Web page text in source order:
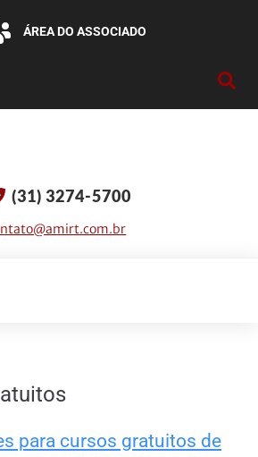
ÁREA DO ASSOCIADO
(31) 3274-5700
para cursos gratuitos de